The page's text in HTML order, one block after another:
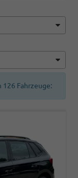
126 Fahrzeuge: